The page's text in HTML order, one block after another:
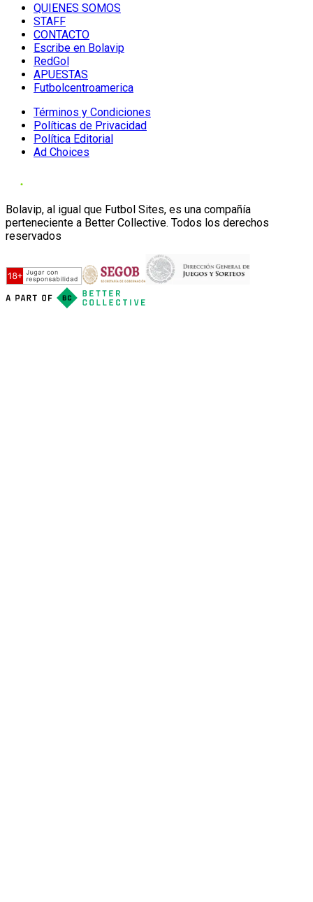
QUIENES SOMOS
STAFF
CONTACTO
Escribe en Bolavip
RedGol
APUESTAS
Futbolcentroamerica
Términos y Condiciones
Políticas de Privacidad
Política Editorial
Ad Choices
Bolavip, al igual que Futbol Sites, es una compañía
perteneciente a Better Collective. Todos los derechos
reservados